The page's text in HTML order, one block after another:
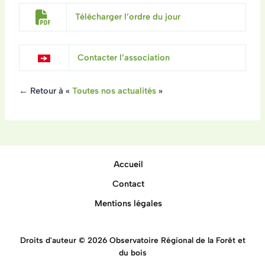
Télécharger l’ordre du jour
Contacter l’association
← Retour à « Toutes nos actualités»
Accueil
Contact
Mentions légales
Droits d'auteur © 2026 Observatoire Régional de la Forêt et
du bois